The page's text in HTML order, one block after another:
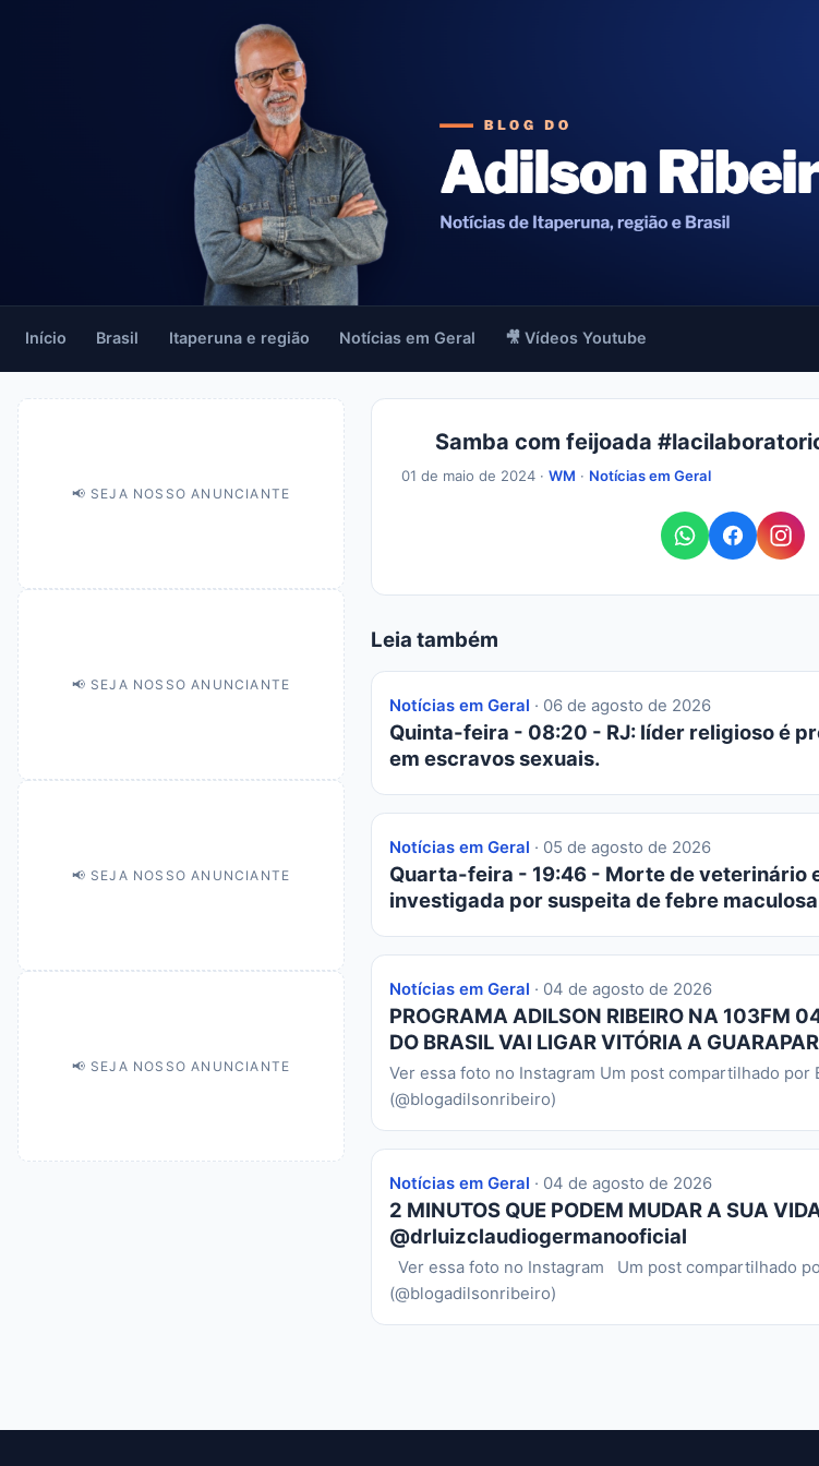
Início Brasil Itaperuna e região Notícias em Geral 🎥 Vídeos Youtube
📢 SEJA NOSSO ANUNCIANTE
📢 SEJA NOSSO ANUNCIANTE
📢 SEJA NOSSO ANUNCIANTE
📢 SEJA NOSSO ANUNCIANTE
Samba com feijoada
01 de maio de 2024 ·WM · Notícias em Geral
Leia também
Notícias em Geral · 06 de agosto de 2026
Quinta-feira - 08:20 - RJ: líder religioso é
em escravos sexuais.
Notícias em Geral · 05 de agosto de 2026
Quarta-feira - 19:46 - Morte de veterinário
investigada por suspeita de febre
Notícias em Geral · 04 de agosto de 2026
PROGRAMA ADILSON RIBEIRO NA 103FM
DO BRASIL VAI LIGAR VITÓRIA A
Ver essa foto no Instagram Um post compartilhado por
(@blogadilsonribeiro)
Notícias em Geral · 04 de agosto de 2026
2 MINUTOS QUE PODEM MUDAR A SUA
@drluizclaudiogermanooficial
Ver essa foto no Instagram Um post compartilhado
(@blogadilsonribeiro)